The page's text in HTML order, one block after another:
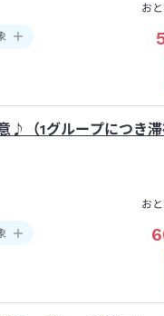
お
（1グループにつき滞
お